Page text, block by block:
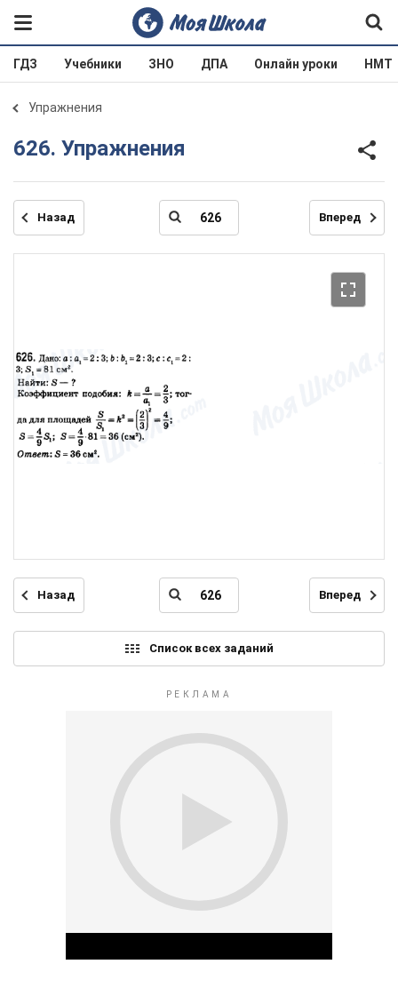
ГДЗ Учебники ЗНО ДПА Онлайн уроки НМТ
Упражнения
626. Упражнения
Назад Вперед
Назад Вперед
Список всех заданий